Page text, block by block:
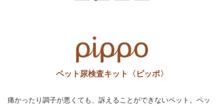
ペット尿検査キット〈ピッポ〉
痛かったり調子が悪くても、訴えることができないペット。ペッ